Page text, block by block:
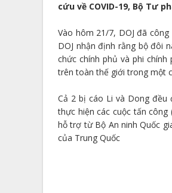
cứu về COVID-19, Bộ Tư
Vào hôm 21/7, DOJ đã
DOJ nhận định rằng bộ đôi
chức chính phủ và phi
trên toàn thế giới trong một
Cả 2 bị cáo Li và Dong đều
thực hiện các cuộc tấn
hỗ trợ từ Bộ An ninh Quốc
của Trung Quốc